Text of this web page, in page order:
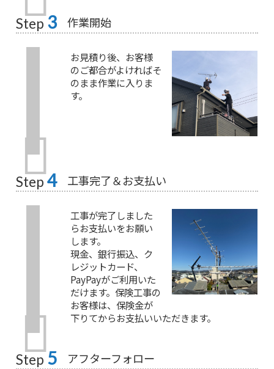
Step 3 作業開始
お見積り後、お客様
のご都合がよければそ
のまま作業に入りま
す。
Step 4 工事完了＆お支払い
工事が完了しました
らお支払いをお願い
します。
現金、銀行振込、ク
レジットカード、
PayPayがご利用いた
だけます。保険工事の
お客様は、保険金が
下りてからお支払いいただきます。
Step 5 アフターフォロー